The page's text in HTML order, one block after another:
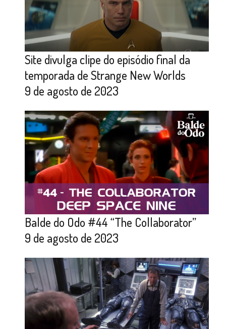
Site divulga clipe do episódio final da
temporada de Strange New Worlds
9 de agosto de 2023
Balde do Odo #44 “The Collaborator”
9 de agosto de 2023